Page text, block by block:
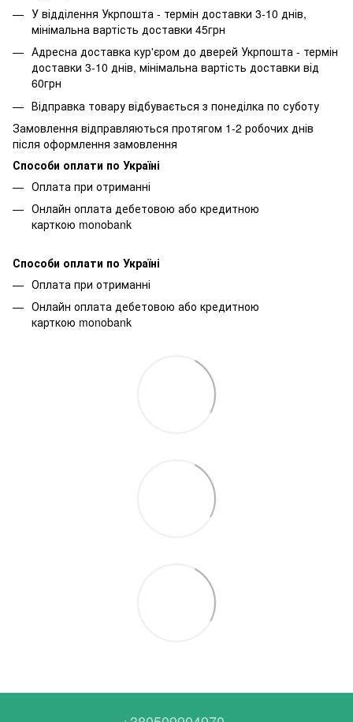
У відділення Укрпошта - термін доставки 3-10 днів,
мінімальна вартість доставки 45грн
Адресна доставка кур'єром до дверей Укрпошта - термін
доставки 3-10 днів, мінімальна вартість доставки від
60грн
Відправка товару відбувається з понеділка по суботу
Замовлення відправляються протягом 1-2 робочих днів
після оформлення замовлення
Способи оплати по Україні
Оплата при отриманні
Онлайн оплата дебетовою або кредитною
карткою monobank
Способи оплати по Україні
Оплата при отриманні
Онлайн оплата дебетовою або кредитною
карткою monobank